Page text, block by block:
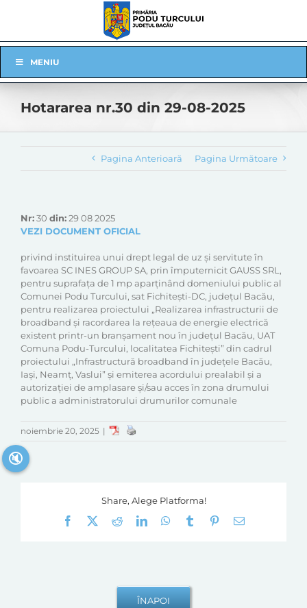
Navigation
MENIU
Hotararea nr.30 din 29-08-2025
Pagina Anterioară Pagina Următoare
Nr:30 din:29 08 2025
VEZI DOCUMENT OFICIAL
privind instituirea unui drept legal de uz și servitute în
favoarea SC INES GROUP SA, prin împuternicit GAUSS SRL,
pentru suprafața de 1 mp aparținând domeniului public al
Comunei Podu Turcului, sat Fichitești-DC, județul Bacău,
pentru realizarea proiectului „Realizarea infrastructurii de
broadband și racordarea la rețeaua de energie electrică
existent printr-un branșament nou în județul Bacău, UAT
Comuna Podu-Turcului, localitatea Fichitești” din cadrul
proiectului „Infrastructură broadband în județele Bacău,
Iași, Neamț, Vaslui” și emiterea acordului prealabil și a
autorizației de amplasare și/sau acces în zona drumului
public a administratorului drumurilor comunale
noiembrie 20, 2025 |
Share, Alege Platforma!
Facebook
RedditLinkedInWhatsApp
Tumblr Pinterest
E-
🔇